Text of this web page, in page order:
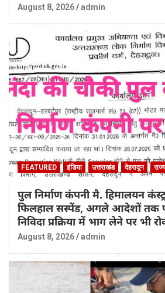
August 8, 2026 admin
FEATURED इंडिया उत्तराखंड देहरादून
पुल निर्माण कंपनी मै. हिमालयन
फिलहाल सस्पेंड, अगले आदेशों तक
निविदा प्रक्रिया में भाग लेने पर भी
August 8, 2026 admin